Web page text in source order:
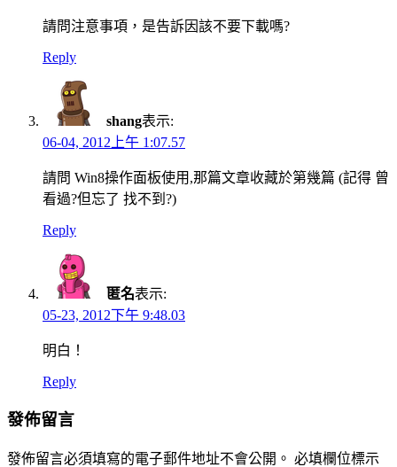
請問注意事項，是告訴因該不要下載嗎?
Reply
shang表示:
06-04, 2012上午 1:07.57
請問 Win8操作面板使用,那篇文章收藏於第幾篇 (記得 曾
看過?但忘了 找不到?)
Reply
匿名表示:
05-23, 2012下午 9:48.03
明白！
Reply
發佈留言
發佈留言必須填寫的電子郵件地址不會公開。 必填欄位標示